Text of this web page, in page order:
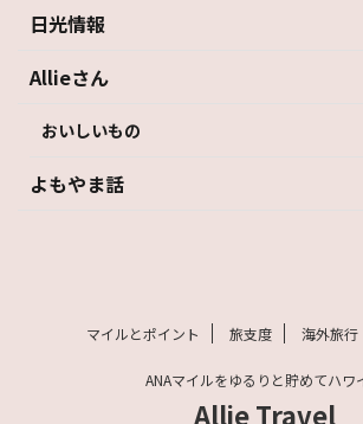
日光情報
Allieさん
おいしいもの
よもやま話
マイルとポイント 旅支度 海外旅行
ANAマイルをゆるりと貯めてハワ
Allie Travel